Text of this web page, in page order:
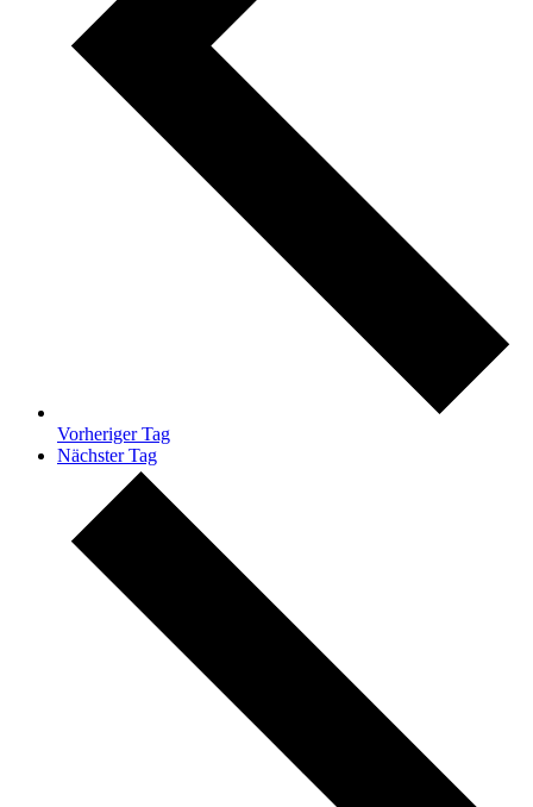
Vorheriger Tag
Nächster Tag